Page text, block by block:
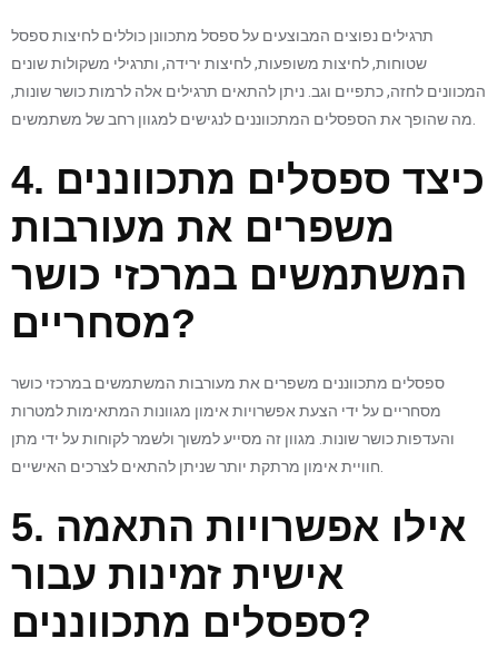
תרגילים נפוצים המבוצעים על ספסל מתכוונן כוללים לחיצות ספסל
שטוחות, לחיצות משופעות, לחיצות ירידה, ותרגילי משקולות שונים
המכוונים לחזה, כתפיים וגב. ניתן להתאים תרגילים אלה לרמות כושר שונות,
4. כיצד ספסלים מתכווננים
משפרים את מעורבות
המשתמשים במרכזי כושר
מסחריים?
ספסלים מתכווננים משפרים את מעורבות המשתמשים במרכזי כושר
מסחריים על ידי הצעת אפשרויות אימון מגוונות המתאימות למטרות
והעדפות כושר שונות. מגוון זה מסייע למשוך ולשמר לקוחות על ידי מתן
5. אילו אפשרויות התאמה
אישית זמינות עבור
ספסלים מתכווננים?